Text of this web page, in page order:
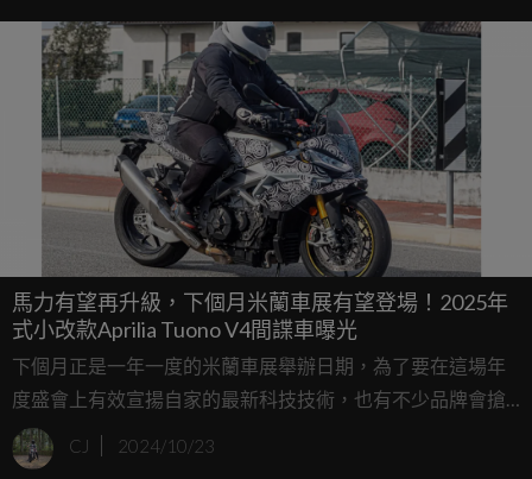
馬力有望再升級，下個月米蘭車展有望登場！2025年
式小改款Aprilia Tuono V4間諜車曝光
下個月正是一年一度的米蘭車展舉辦日期，為了要在這場年
度盛會上有效宣揚自家的最新科技技術，也有不少品牌會搶
在最近這段時間透漏他們即將帶來的全新車款或是改款車
型，或是有媒體捕捉到全新的測試車間諜照。這次我們要看
CJ 2024/10/23